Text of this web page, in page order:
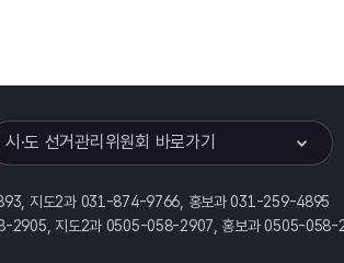
시·도 선거관리위원회 바로가기
지도2과 031-874-9766, 홍보과 031-259-4895
2905, 지도2과 0505-058-2907, 홍보과 0505-058-